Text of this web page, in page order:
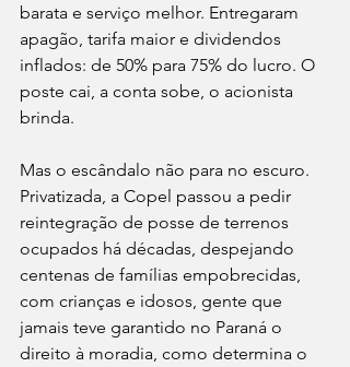
barata e serviço melhor. Entregaram
apagão, tarifa maior e dividendos
inflados: de 50% para 75% do lucro. O
poste cai, a conta sobe, o acionista
brinda.
Mas o escândalo não para no escuro.
Privatizada, a Copel passou a pedir
reintegração de posse de terrenos
ocupados há décadas, despejando
centenas de famílias empobrecidas,
com crianças e idosos, gente que
jamais teve garantido no Paraná o
direito à moradia, como determina o